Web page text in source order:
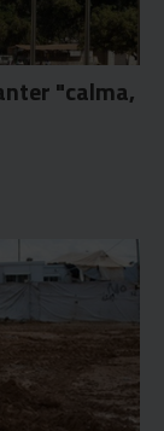
"calma,